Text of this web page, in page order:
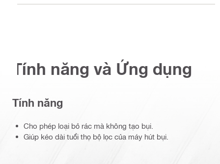
Tính năng và Ứng dụng
Tính năng
Cho phép loại bỏ rác mà không tạo bụi.
Giúp kéo dài tuổi thọ bộ lọc của máy hút bụi.